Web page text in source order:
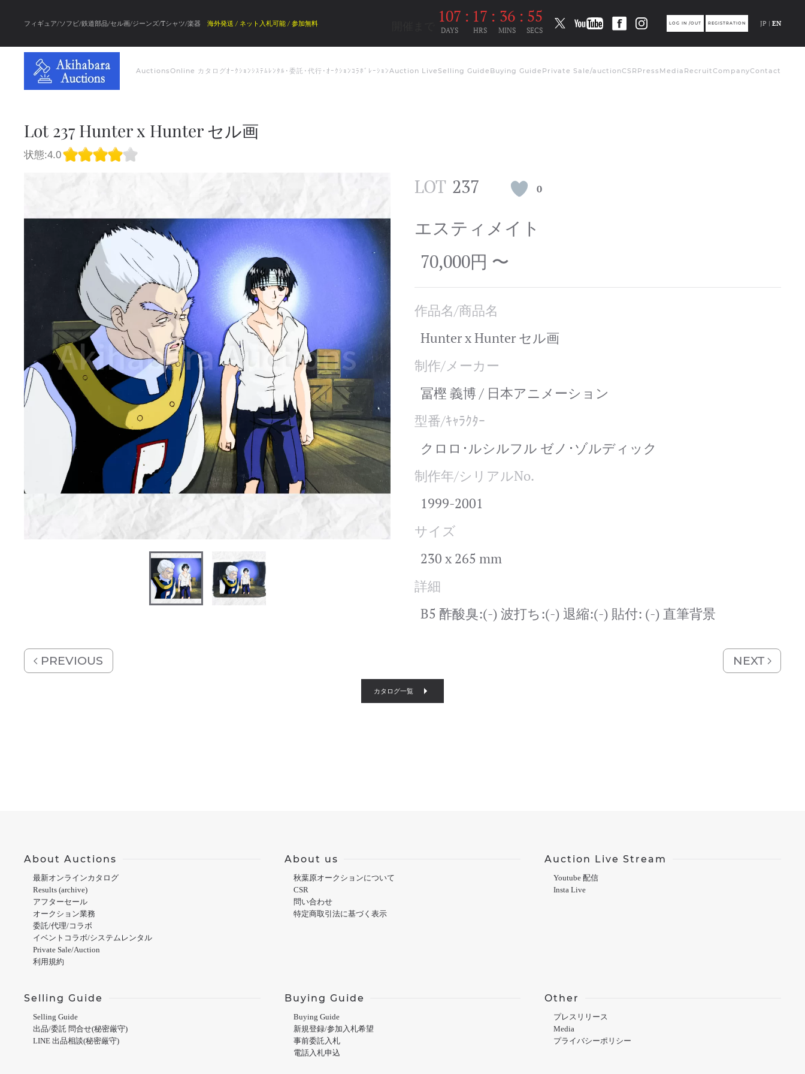
フィギュア/ソフビ/鉄道部品/セル画/ジーンズ/Tシャツ/楽器 海外発送 / ネット入札可能 / 参加無料 107
DAYS
: 17
HRS
: 36
MINS
: 54
SECS
LOG IN /OUT REGISTRATION JP | EN
AuctionsOnline カタログｵｰｸｼｮﾝｼｽﾃﾑﾚﾝﾀﾙ･委託･代行･ｵｰｸｼｮﾝｺﾗﾎﾞﾚｰｼｮﾝAuction LiveSelling Guide Buying Guide Private Sale/auctionCSRPress Media RecruitCompanyContact
Lot 237 Hunter x Hunter セル画
状態:4.0
LOT 237 0
エスティメイト
70,000円 〜
作品名/商品名
Hunter x Hunter セル画
制作/メーカー
冨樫 義博 / 日本アニメーション
型番/ｷｬﾗｸﾀｰ
クロロ･ルシルフル ゼノ･ゾルディック
制作年/シリアルNo.
1999-2001
サイズ
230 x 265 mm
詳細
B5 酢酸臭:(-) 波打ち:(-) 退縮:(-) 貼付: (-) 直筆背景
PREVIOUS NEXT
カタログ一覧
About Auctions
最新オンラインカタログ
Results (archive)
アフターセール
オークション業務
委託/代理/コラボ
イベントコラボ/システムレンタル
Private Sale/Auction
利用規約
About us
秋葉原オークションについて
CSR
問い合わせ
特定商取引法に基づく表示
Auction Live Stream
Youtube 配信
Insta Live
Selling Guide
Selling Guide
出品/委託 問合せ(秘密厳守)
LINE 出品相談(秘密厳守)
Buying Guide
Buying Guide
新規登録/参加入札希望
事前委託入札
電話入札申込
Other
プレスリリース
Media
プライバシーポリシー